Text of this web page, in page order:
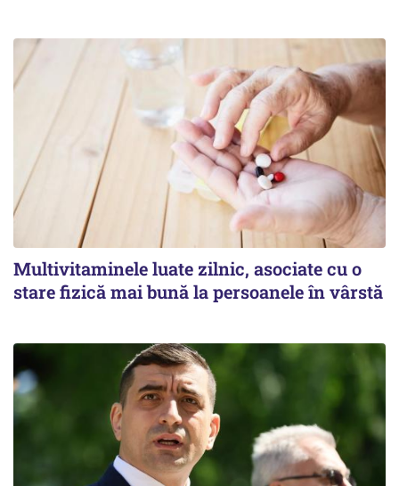
Multivitaminele luate zilnic, asociate cu o
stare fizică mai bună la persoanele în vârstă